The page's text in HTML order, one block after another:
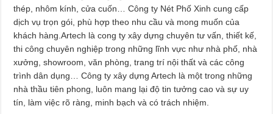
thép, nhôm kính, cửa cuốn… Công ty Nét Phố Xinh cung cấp
dịch vụ trọn gói, phù hợp theo nhu cầu và mong muốn của
khách hàng.Artech là cong ty xây dựng chuyên tư vấn, thiết kế,
thi công chuyên nghiệp trong những lĩnh vực như nhà phố, nhà
xưởng, showroom, văn phòng, trang trí nội thất và các công
trình dân dụng… Công ty xây dựng Artech là một trong những
nhà thầu tiên phong, luôn mang lại độ tin tưởng cao và sự uy
tín, làm việc rõ ràng, minh bạch và có trách nhiệm.